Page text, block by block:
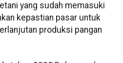
yang sudah memasuki
kepastian pasar untuk
produksi pangan